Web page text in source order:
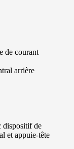
de courant
arrière
dispositif de
et appuie-tête